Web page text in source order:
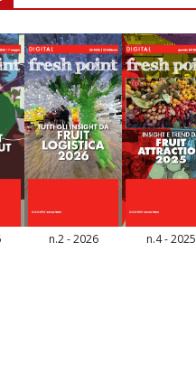
n.2 - 2026 n.4 - 2025